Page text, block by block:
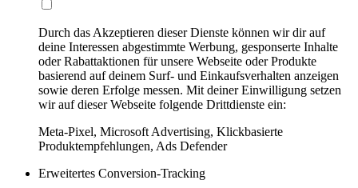
Durch das Akzeptieren dieser Dienste können wir dir auf
deine Interessen abgestimmte Werbung, gesponserte Inhalte
oder Rabattaktionen für unsere Webseite oder Produkte
basierend auf deinem Surf- und Einkaufsverhalten anzeigen
sowie deren Erfolge messen. Mit deiner Einwilligung setzen
wir auf dieser Webseite folgende Drittdienste ein:
Meta-Pixel, Microsoft Advertising, Klickbasierte
Produktempfehlungen, Ads Defender
Erweitertes Conversion-Tracking